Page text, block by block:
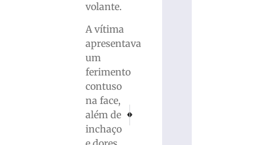
volante.
A vítima
apresentava
um
ferimento
contuso
na face,
além de
inchaço
Motorista bêbado invade pista e causa colisão